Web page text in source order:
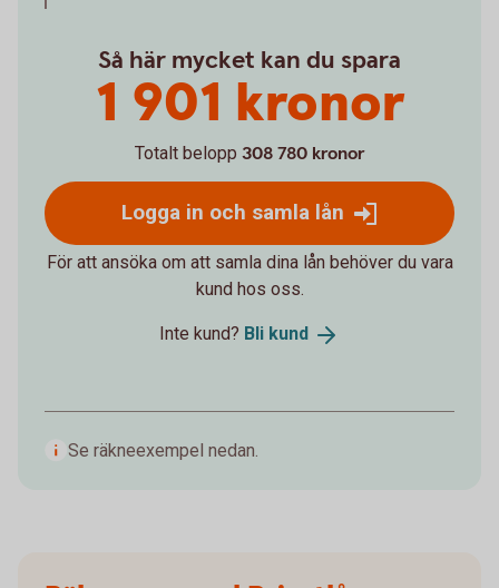
Så här mycket kan du spara
1 901 kronor
Totalt belopp 308 780 kronor
Logga in och samla lån
För att ansöka om att samla dina lån behöver du vara
kund hos oss.
Inte kund? Bli kund
Se räkneexempel nedan.